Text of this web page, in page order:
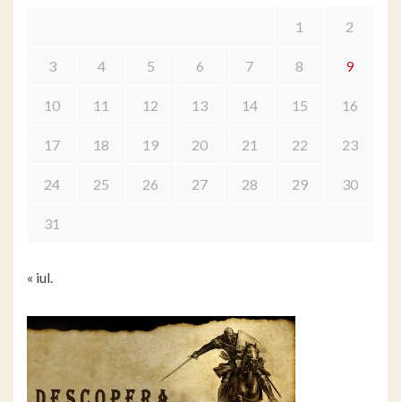
1 2
3 4 5 6 7 8 9
10 11 12 13 14 15 16
17 18 19 20 21 22 23
24 25 26 27 28 29 30
31
« iul.